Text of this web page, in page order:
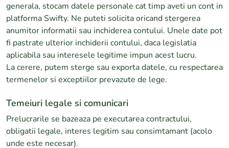
generala, stocam datele personale cat timp aveti un cont in
platforma Swifty. Ne puteti solicita oricand stergerea
anumitor informatii sau inchiderea contului. Unele date pot
fi pastrate ulterior inchiderii contului, daca legislatia
aplicabila sau interesele legitime impun acest lucru.
La cerere, putem sterge sau exporta datele, cu respectarea
termenelor si exceptiilor prevazute de lege.
Temeiuri legale si comunicari
Prelucrarile se bazeaza pe executarea contractului,
obligatii legale, interes legitim sau consimtamant (acolo
unde este necesar).